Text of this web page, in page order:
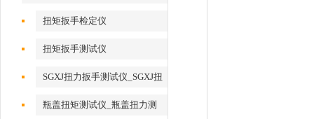
扭矩扳手检定仪
扭矩扳手测试仪
SGXJ扭力扳手测试仪_SGXJ扭
力扳手校准仪
瓶盖扭矩测试仪_瓶盖扭力测